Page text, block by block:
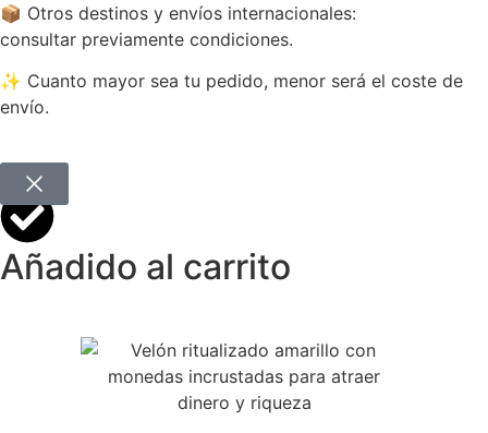
📦 Otros destinos y envíos internacionales:
consultar previamente condiciones.
✨ Cuanto mayor sea tu pedido, menor será el coste de
envío.
Añadido al carrito